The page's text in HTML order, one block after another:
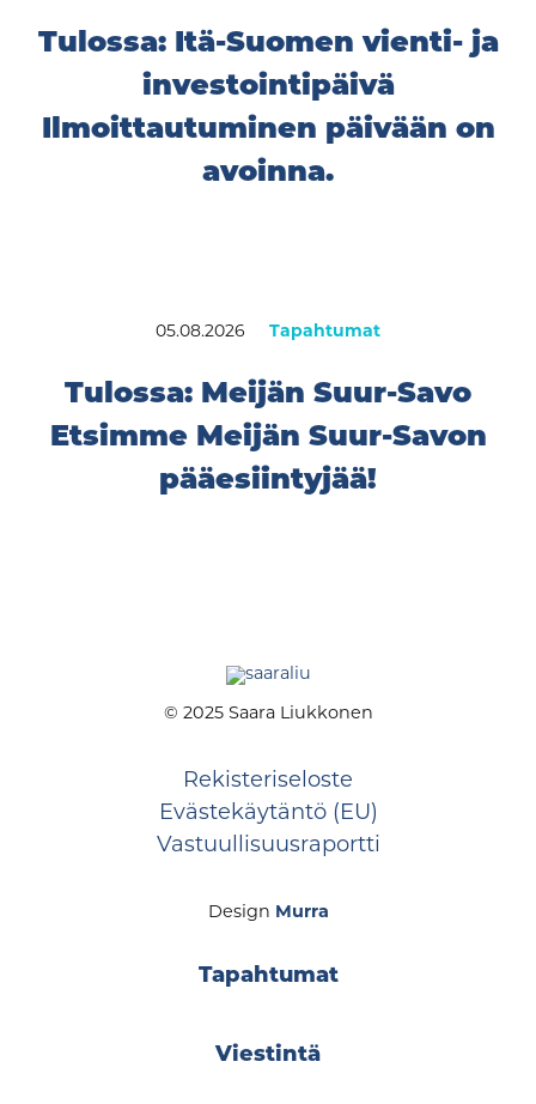
Tulossa: Itä-Suomen vienti- ja
investointipäivä
Ilmoittautuminen päivään on
avoinna.
05.08.2026 Tapahtumat
Tulossa: Meijän Suur-Savo
Etsimme Meijän Suur-Savon
pääesiintyjää!
© 2025 Saara Liukkonen
Rekisteriseloste
Evästekäytäntö (EU)
Vastuullisuusraportti
Design Murra
Tapahtumat
Viestintä